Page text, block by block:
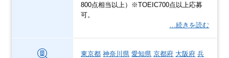
800点相当以上）※TOEIC700点以上応募
可。
…続きを読む
東京都 神奈川県 愛知県 京都府 大阪府 兵